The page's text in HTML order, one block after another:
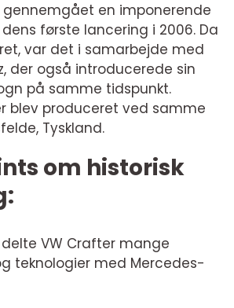
gennemgået en imponerende
første lancering i 2006. Da
var det i samarbejde med
der også introducerede sin
på samme tidspunkt.
blev produceret ved samme
Tyskland.
om historisk
VW Crafter mange
teknologier med Mercedes-